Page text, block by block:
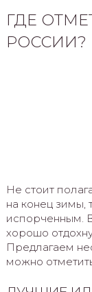
ГДЕ
РОССИИ?
Не стоит
на конец зимы,
испорченным.
хорошо
Предлагаем
можно